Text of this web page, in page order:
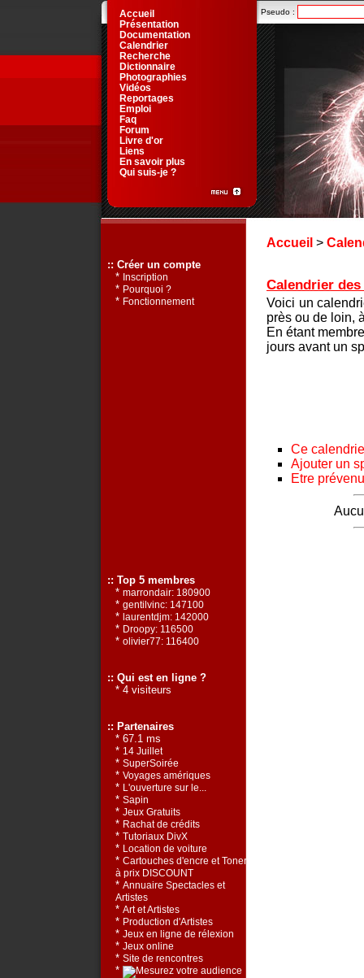
Accueil >
Calendrier
Voici un
près ou de loin,
En étant
jours avant un
Ce
Ajouter un
Etre
Pseudo :
Accueil
Présentation
Documentation
Calendrier
Recherche
Dictionnaire
Photographies
Vidéos
Reportages
Emploi
Faq
Forum
Livre d'or
Liens
En savoir plus
Qui suis-je ?
:: Créer un compte
* Inscription
* Pourquoi ?
* Fonctionnement
:: Top 5 membres
* marrondair: 180900
* gentilvinc: 147100
* laurentdjm: 142000
* Droopy: 116500
* olivier77: 116400
:: Qui est en ligne ?
* 4 visiteurs
:: Partenaires
* 67.1 ms
* 14 Juillet
* SuperSoirée
* Voyages amériques
* L'ouverture sur le...
* Sapin
* Jeux Gratuits
* Rachat de crédits
* Tutoriaux DivX
* Location de voiture
* Cartouches d'encre et Toners
à prix DISCOUNT
* Annuaire Spectacles et
Artistes
* Art et Artistes
* Production d'Artistes
* Jeux en ligne de rélexion
* Jeux online
* Site de rencontres
*